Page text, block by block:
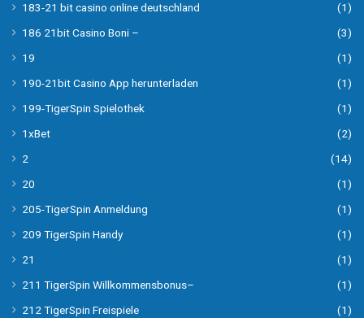
183-21 bit casino online deutschland
(1)
186 21bit Casino Boni –
(3)
19
(1)
190-21bit Casino App herunterladen
(1)
199-TigerSpin Spielothek
(1)
1xBet
(2)
2
(14)
20
(1)
205-TigerSpin Anmeldung
(1)
209 TigerSpin Handy
(1)
21
(1)
211 TigerSpin Willkommensbonus–
(1)
212 TigerSpin Freispiele
(1)